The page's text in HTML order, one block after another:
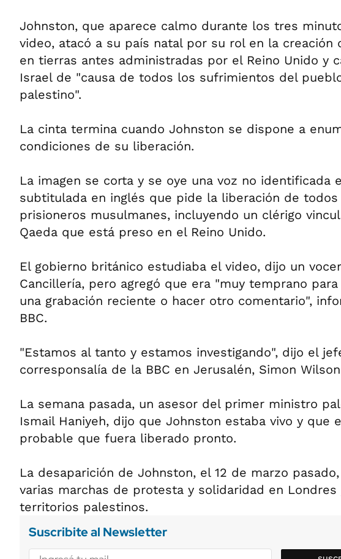
Johnston, que aparece calmo durante los tres
video, atacó a su país natal por su rol en la creación
en tierras antes administradas por el Reino Unido y
Israel de "causa de todos los sufrimientos del
palestino".
La cinta termina cuando Johnston se dispone a
condiciones de su liberación.
La imagen se corta y se oye una voz no identificada
subtitulada en inglés que pide la liberación de todos
prisioneros musulmanes, incluyendo un clérigo
Qaeda que está preso en el Reino Unido.
El gobierno británico estudiaba el video, dijo un
Cancillería, pero agregó que era "muy temprano
una grabación reciente o hacer otro comentario",
BBC.
"Estamos al tanto y estamos investigando", dijo el
corresponsalía de la BBC en Jerusalén, Simon
La semana pasada, un asesor del primer ministro
Ismail Haniyeh, dijo que Johnston estaba vivo y que
probable que fuera liberado pronto.
La desaparición de Johnston, el 12 de marzo
varias marchas de protesta y solidaridad en Londres
territorios palestinos.
Suscribite al Newsletter